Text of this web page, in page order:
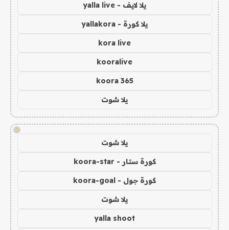
يلا لايف - yalla live
يلا كورة - yallakora
kora live
kooralive
koora 365
يلا شوت
!
يلا شوت
كورة ستار - koora-star
كورة جول - koora-goal
يلا شوت
yalla shoot